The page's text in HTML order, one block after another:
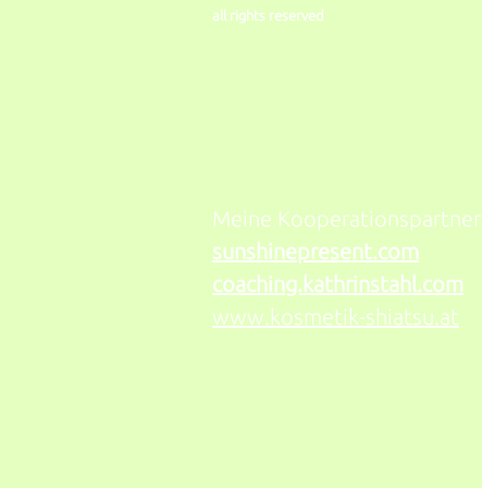
all rights reserved
Meine Kooperationspartner
sunshinepresent.com
coaching.kathrinstahl.com
www.kosmetik-shiatsu.at